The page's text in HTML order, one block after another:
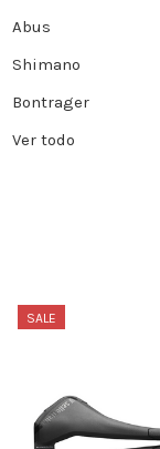
Abus
Shimano
Bontrager
Ver todo
SALE